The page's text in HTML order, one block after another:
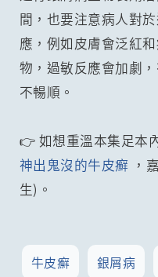
間，也要注意病人對
應，例如皮膚會泛紅
物，過敏反應會加劇
不暢順。
👉 如想重溫本集足本
神出鬼沒的牛皮癣 ，
生)。
牛皮癬 銀屑病